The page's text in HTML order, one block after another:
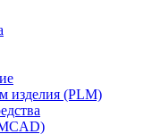
изделия (PLM)